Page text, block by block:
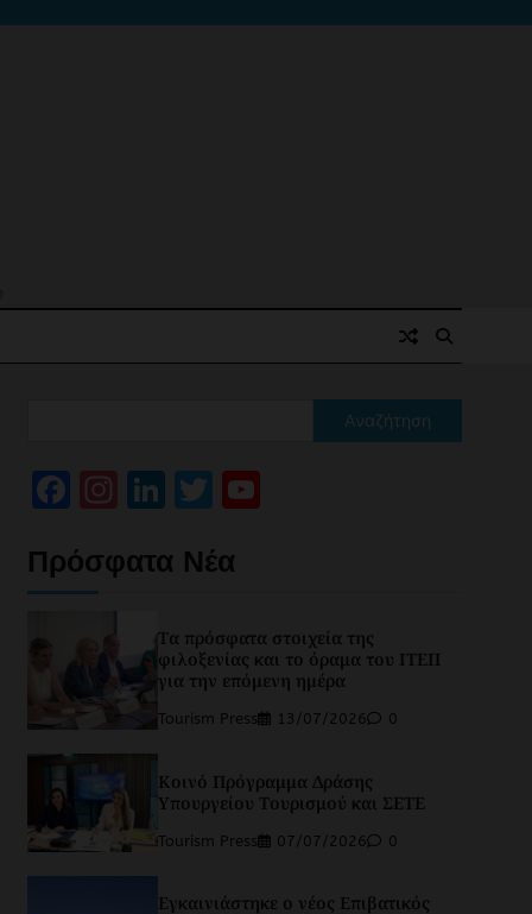
Αναζήτηση
Facebook
Instagram
LinkedIn
Twitter
Πρόσφατα Νέα
Τα πρόσφατα στοιχεία της
φιλοξενίας και το όραμα του ΙΤΕΠ
για την επόμενη ημέρα
Tourism Press 13/07/2026 0
Κοινό Πρόγραμμα Δράσης
Υπουργείου Τουρισμού και ΣΕΤΕ
Tourism Press 07/07/2026 0
Εγκαινιάστηκε ο νέος Επιβατικός